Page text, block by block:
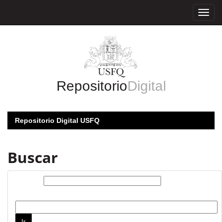
RepositorioDigital
Repositorio Digital USFQ
Buscar